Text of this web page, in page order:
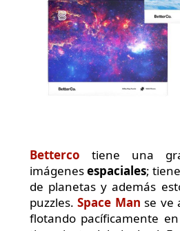
Betterco tiene una
imágenesespaciales;
de planetas y además
puzzles.Space Man se ve
flotando pacíficamente